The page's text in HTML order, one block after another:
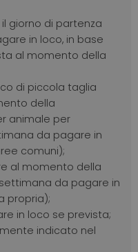
giorno di partenza
in loco, in base
al momento della
di piccola taglia
della
animale per
da pagare in
comuni);
al momento della
da pagare in
propria);
in loco se prevista;
indicato nel